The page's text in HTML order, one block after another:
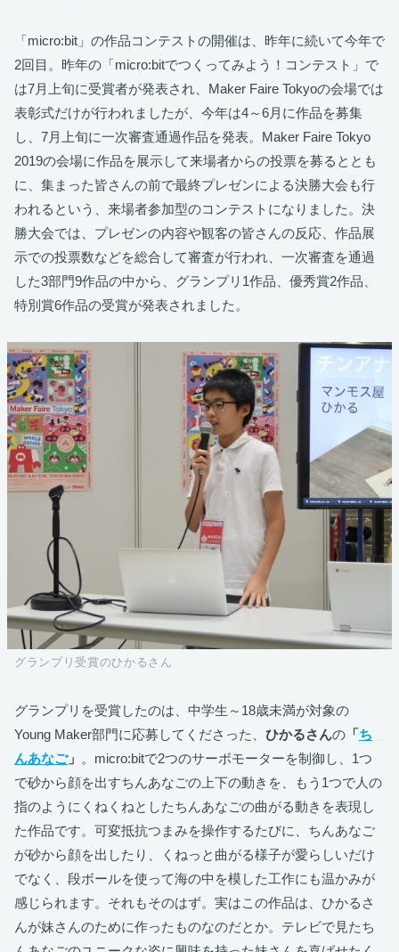
「micro:bit」の作品コンテストの開催は、昨年に続いて今年で
2回目。昨年の「micro:bitでつくってみよう！コンテスト」で
は7月上旬に受賞者が発表され、Maker Faire Tokyoの会場では
表彰式だけが行われましたが、今年は4～6月に作品を募集
し、7月上旬に一次審査通過作品を発表。Maker Faire Tokyo
2019の会場に作品を展示して来場者からの投票を募るととも
に、集まった皆さんの前で最終プレゼンによる決勝大会も行
われるという、来場者参加型のコンテストになりました。決
勝大会では、プレゼンの内容や観客の皆さんの反応、作品展
示での投票数などを総合して審査が行われ、一次審査を通過
した3部門9作品の中から、グランプリ1作品、優秀賞2作品、
特別賞6作品の受賞が発表されました。
グランプリ受賞のひかるさん
グランプリを受賞したのは、中学生～18歳未満が対象の
Young Maker部門に応募してくださった、 ひかるさんの 「ち
んあなご」 。micro:bitで2つのサーボモーターを制御し、1つ
で砂から顔を出すちんあなごの上下の動きを、もう1つで人の
指のようにくねくねとしたちんあなごの曲がる動きを表現し
た作品です。可変抵抗つまみを操作するたびに、ちんあなご
が砂から顔を出したり、くねっと曲がる様子が愛らしいだけ
でなく、段ボールを使って海の中を模した工作にも温かみが
感じられます。それもそのはず。実はこの作品は、ひかるさ
んが妹さんのために作ったものなのだとか。テレビで見たち